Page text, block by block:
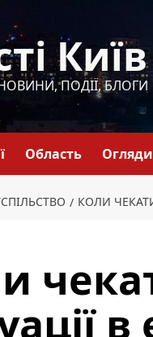
Київ
ПОДІЇ, БЛОГИ
Область Огляди
КОЛИ